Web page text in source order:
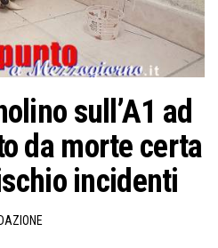
o
e
sull’A1 ad
da morte certa
incidenti